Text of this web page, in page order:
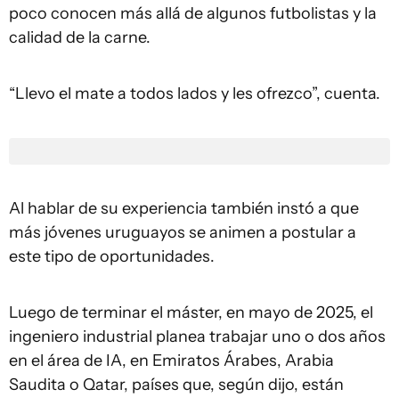
poco conocen más allá de algunos futbolistas y la
calidad de la carne.
“Llevo el mate a todos lados y les ofrezco”, cuenta.
Al hablar de su experiencia también instó a que
más jóvenes uruguayos se animen a postular a
este tipo de oportunidades.
Luego de terminar el máster, en mayo de 2025, el
ingeniero industrial planea trabajar uno o dos años
en el área de IA, en Emiratos Árabes, Arabia
Saudita o Qatar, países que, según dijo, están